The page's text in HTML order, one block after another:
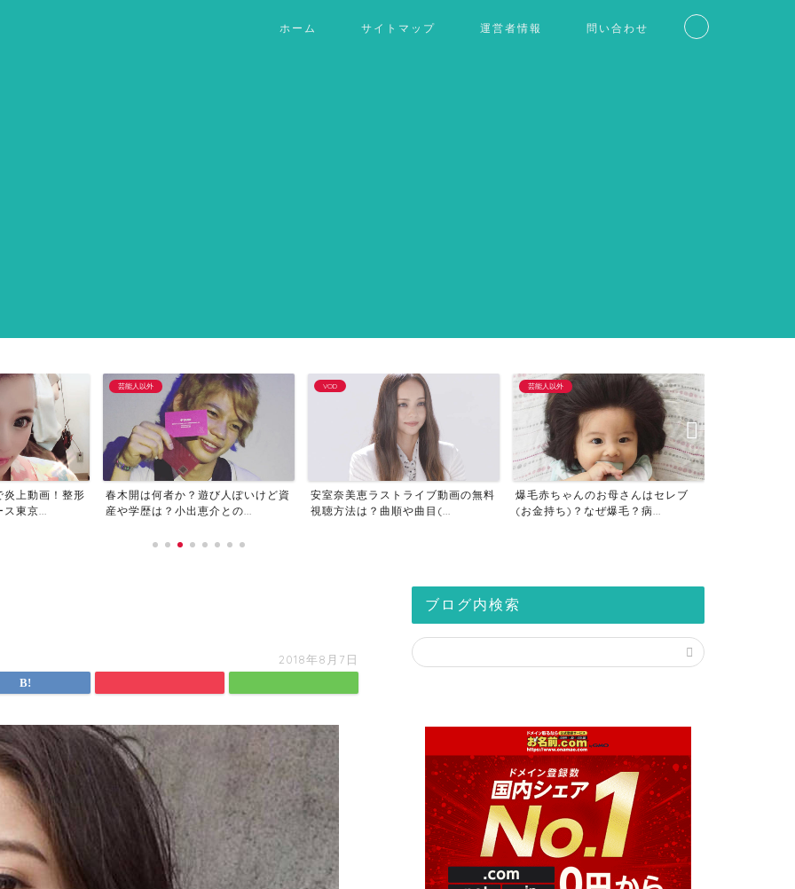
ホーム サイトマップ 運営者情報 問い合わせ
炎上動画！整形
東京...
芸能人以外
春木開は何者か？遊び人ぽいけど資
産や学歴は？小出恵介との...
VOD
安室奈美恵ラストライブ動画の無料
視聴方法は？曲順や曲目(...
芸能人以外
爆毛赤ちゃんのお母さんはセレブ
(お金持ち)？なぜ爆毛？病...
2018年8月7日
ブログ内検索